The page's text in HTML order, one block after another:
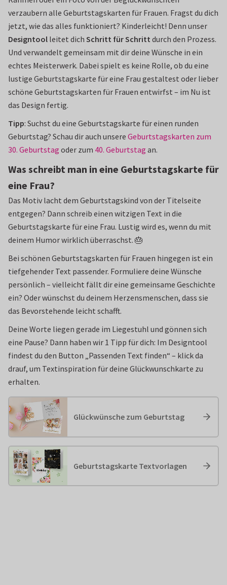
verzaubern alle Geburtstagskarten für Frauen. Fragst du dich
jetzt, wie das alles funktioniert? Kinderleicht! Denn unser
Designtool leitet dich Schritt für Schritt durch den Prozess.
Und verwandelt gemeinsam mit dir deine Wünsche in ein
echtes Meisterwerk. Dabei spielt es keine Rolle, ob du eine
lustige Geburtstagskarte für eine Frau gestaltest oder lieber
schöne Geburtstagskarten für Frauen entwirfst – im Nu ist
das Design fertig.
Tipp: Suchst du eine Geburtstagskarte für einen runden
Geburtstag? Schau dir auch unsere Geburtstagskarten zum
30. Geburtstag oder zum 40. Geburtstag an.
Was schreibt man in eine Geburtstagskarte für
eine Frau?
Das Motiv lacht dem Geburtstagskind von der Titelseite
entgegen? Dann schreib einen witzigen Text in die
Geburtstagskarte für eine Frau. Lustig wird es, wenn du mit
deinem Humor wirklich überraschst. 🎂
Bei schönen Geburtstagskarten für Frauen hingegen ist ein
tiefgehender Text passender. Formuliere deine Wünsche
persönlich – vielleicht fällt dir eine gemeinsame Geschichte
ein? Oder wünschst du deinem Herzensmenschen, dass sie
das Bevorstehende leicht schafft.
Deine Worte liegen gerade im Liegestuhl und gönnen sich
eine Pause? Dann haben wir 1 Tipp für dich: Im Designtool
findest du den Button „Passenden Text finden“ – klick da
drauf, um Textinspiration für deine Glückwunschkarte zu
erhalten.
Glückwünsche zum Geburtstag
Geburtstagskarte Textvorlagen